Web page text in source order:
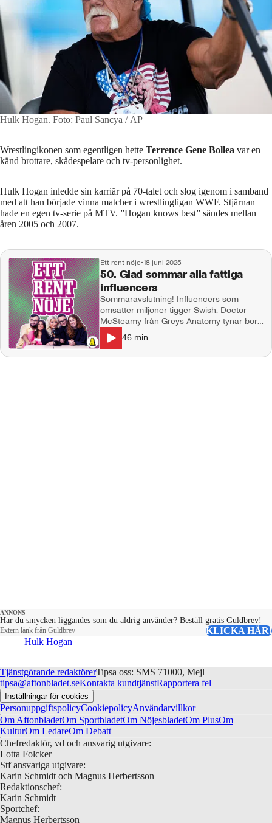
Hulk Hogan. Foto: Paul Sancya / AP
Wrestlingikonen som egentligen hette Terrence Gene Bollea var en
känd brottare, skådespelare och tv-personlighet.
Hulk Hogan inledde sin karriär på 70-talet och slog igenom i samband
med att han började vinna matcher i wrestlingligan WWF. Stjärnan
hade en egen tv-serie på MTV. ”Hogan knows best” sändes mellan
åren 2005 och 2007.
Ett rent nöje•18 juni 2025
50. Glad sommar alla fattiga
influencers
Sommaravslutning! Influencers som
omsätter miljoner tigger Swish. Doctor
McSteamy från Greys Anatomy tynar bort
framför våra ögon, Sabrina Carpenters
sexomslag väcker starka känslor och
46 min
ANNONS
Har du smycken liggandes som du aldrig använder? Beställ gratis Guldbrev!
Extern länk från Guldbrev
KLICKA HÄR!
Hulk Hogan
Tjänstgörande redaktörerTipsa oss: SMS 71000, Mejl
tipsa@aftonbladet.seKontakta kundtjänstRapportera fel
Inställningar för cookies
PersonuppgiftspolicyCookiepolicyAnvändarvillkor
Om AftonbladetOm SportbladetOm NöjesbladetOm PlusOm
KulturOm LedareOm Debatt
Chefredaktör, vd och ansvarig utgivare:
Lotta Folcker
Stf ansvariga utgivare:
Karin Schmidt och Magnus Herbertsson
Redaktionschef:
Karin Schmidt
Sportchef:
Magnus Herbertsson